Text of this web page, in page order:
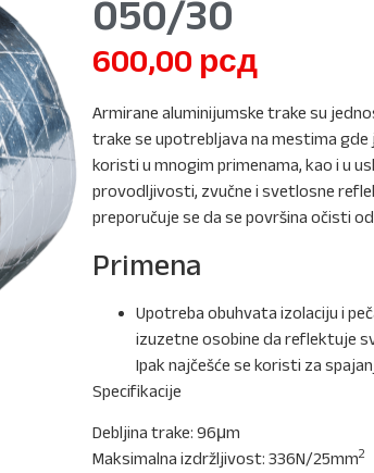
050/30
600,00 рсд
Armirane aluminijumske trake su
trake se upotrebljava na mestima
koristi u mnogim primenama, kao i u
provodljivosti, zvučne i svetlosne
preporučuje se da se površina očisti
Primena
Upotreba obuhvata izolaciju i
izuzetne osobine da reflektuje
Ipak najčešće se koristi za
Specifikacije
Debljina trake: 96μm
Maksimalna izdržljivost: 336N/25mm2